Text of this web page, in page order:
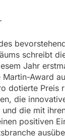
führt zur
und
schreibt
Jahr
Martin-Award
dotierte Preis
die
die mit
positiven